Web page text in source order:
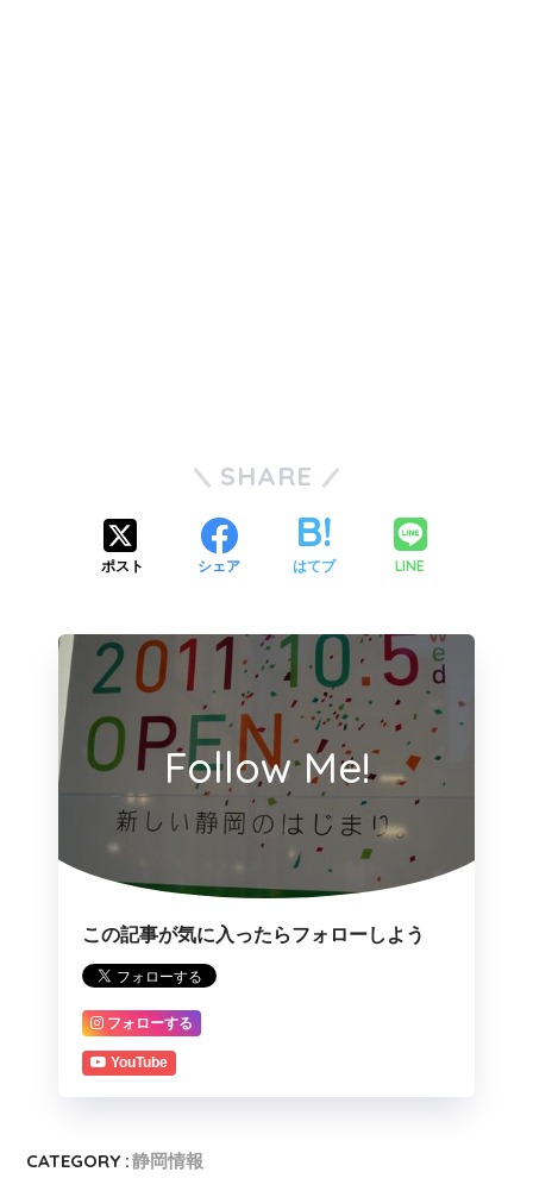
SHARE
ポスト シェア はてブ LINE
Follow Me!
この記事が気に入ったらフォローしよう
フォローする
YouTube
CATEGORY :静岡情報